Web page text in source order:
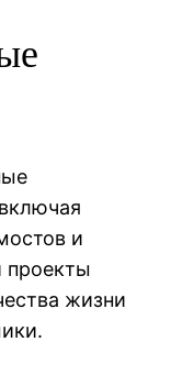
и
проекты
жизни